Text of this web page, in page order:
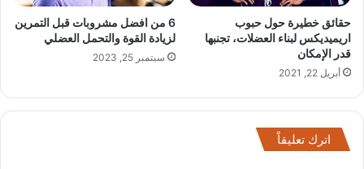
حقائق خطيرة حول حبوب
اريميديكس لبناء العضلات، تجنبها
قدر الإمكان
أبريل 22, 2021
6 من افضل مشروبات قبل التمرين
لزيادة القوة والتحمل العضلي
سبتمبر 25, 2023
اترك تعليقاً